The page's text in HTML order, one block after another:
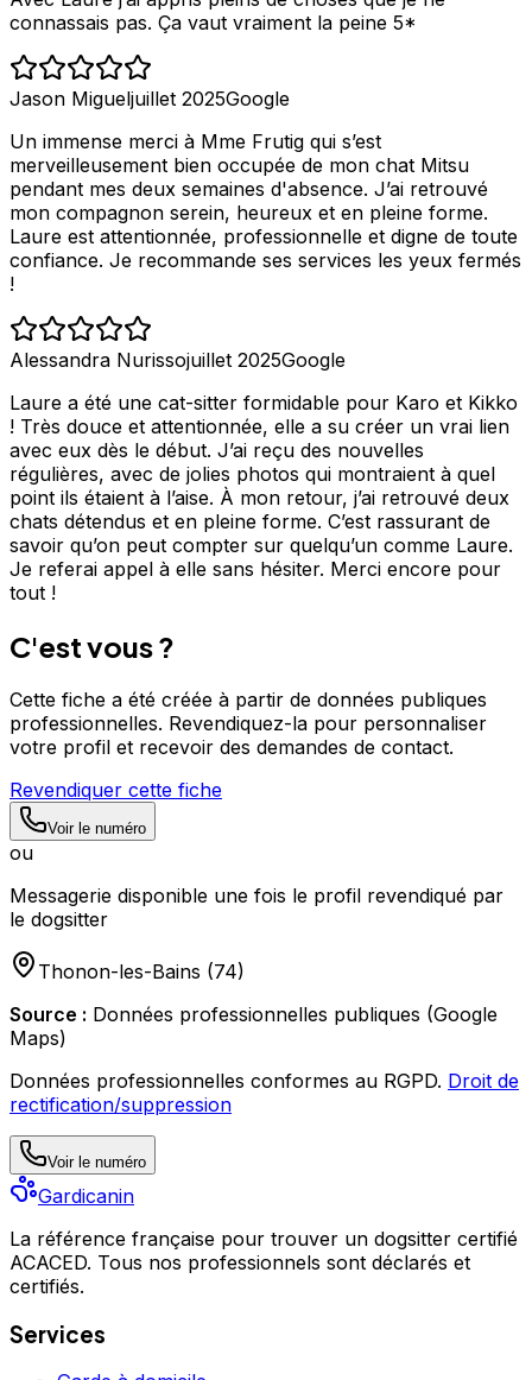
connassais pas. Ça vaut vraiment la peine 5*
Jason Migueljuillet 2025Google
Un immense merci à Mme Frutig qui s’est
merveilleusement bien occupée de mon chat Mitsu
pendant mes deux semaines d'absence. J’ai retrouvé
mon compagnon serein, heureux et en pleine forme.
Laure est attentionnée, professionnelle et digne de toute
confiance. Je recommande ses services les yeux fermés
!
Alessandra Nurissojuillet 2025Google
Laure a été une cat-sitter formidable pour Karo et Kikko
! Très douce et attentionnée, elle a su créer un vrai lien
avec eux dès le début. J’ai reçu des nouvelles
régulières, avec de jolies photos qui montraient à quel
point ils étaient à l’aise. À mon retour, j’ai retrouvé deux
chats détendus et en pleine forme. C’est rassurant de
savoir qu’on peut compter sur quelqu’un comme Laure.
Je referai appel à elle sans hésiter. Merci encore pour
tout !
C'est vous ?
Cette fiche a été créée à partir de données publiques
professionnelles. Revendiquez-la pour personnaliser
votre profil et recevoir des demandes de contact.
Revendiquer cette fiche
Voir le numéro
ou
Messagerie disponible une fois le profil revendiqué par
le dogsitter
Thonon-les-Bains (74)
Source : Données professionnelles publiques (Google
Maps)
Données professionnelles conformes au RGPD. Droit de
rectification/suppression
Voir le numéro
Gardicanin
La référence française pour trouver un dogsitter certifié
ACACED. Tous nos professionnels sont déclarés et
certifiés.
Services